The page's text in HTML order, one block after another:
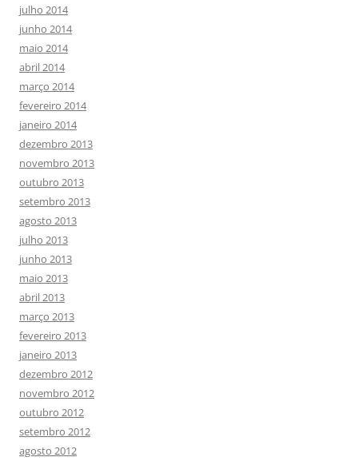
julho 2014
junho 2014
maio 2014
abril 2014
março 2014
fevereiro 2014
janeiro 2014
dezembro 2013
novembro 2013
outubro 2013
setembro 2013
agosto 2013
julho 2013
junho 2013
maio 2013
abril 2013
março 2013
fevereiro 2013
janeiro 2013
dezembro 2012
novembro 2012
outubro 2012
setembro 2012
agosto 2012